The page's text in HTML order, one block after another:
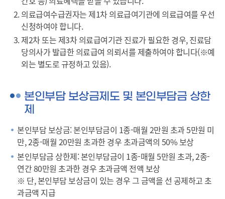
의료급여수급권자는 제1차 의료급여기관에 의료급여를 우선
신청하여야 합니다.
제2차 또는 제3차 의료급여기관 진료가 필요한 경우, 진료담
당의사가 발급한 의료급여 의뢰서를 제출하여야 합니다(※예
외는 별도로 규정하고 있음).
본인부담 보상금제도 및 본인부담금 상한
제
본인부담 보상금: 본인부담금이 1종-매월 2만원 초과 5만원 미
만, 2종-매월 20만원 초과한 경우 초과금액의 50% 보상
본인부담금 상한제: 본인부담금이 1종-매월 5만원 초과, 2종-
연간 80만원 초과한 경우 초과금액 전액 보상
※ 단, 본인부담 보상금이 있는 경우 그 금액을 선 공제하고 초
과금액 지급